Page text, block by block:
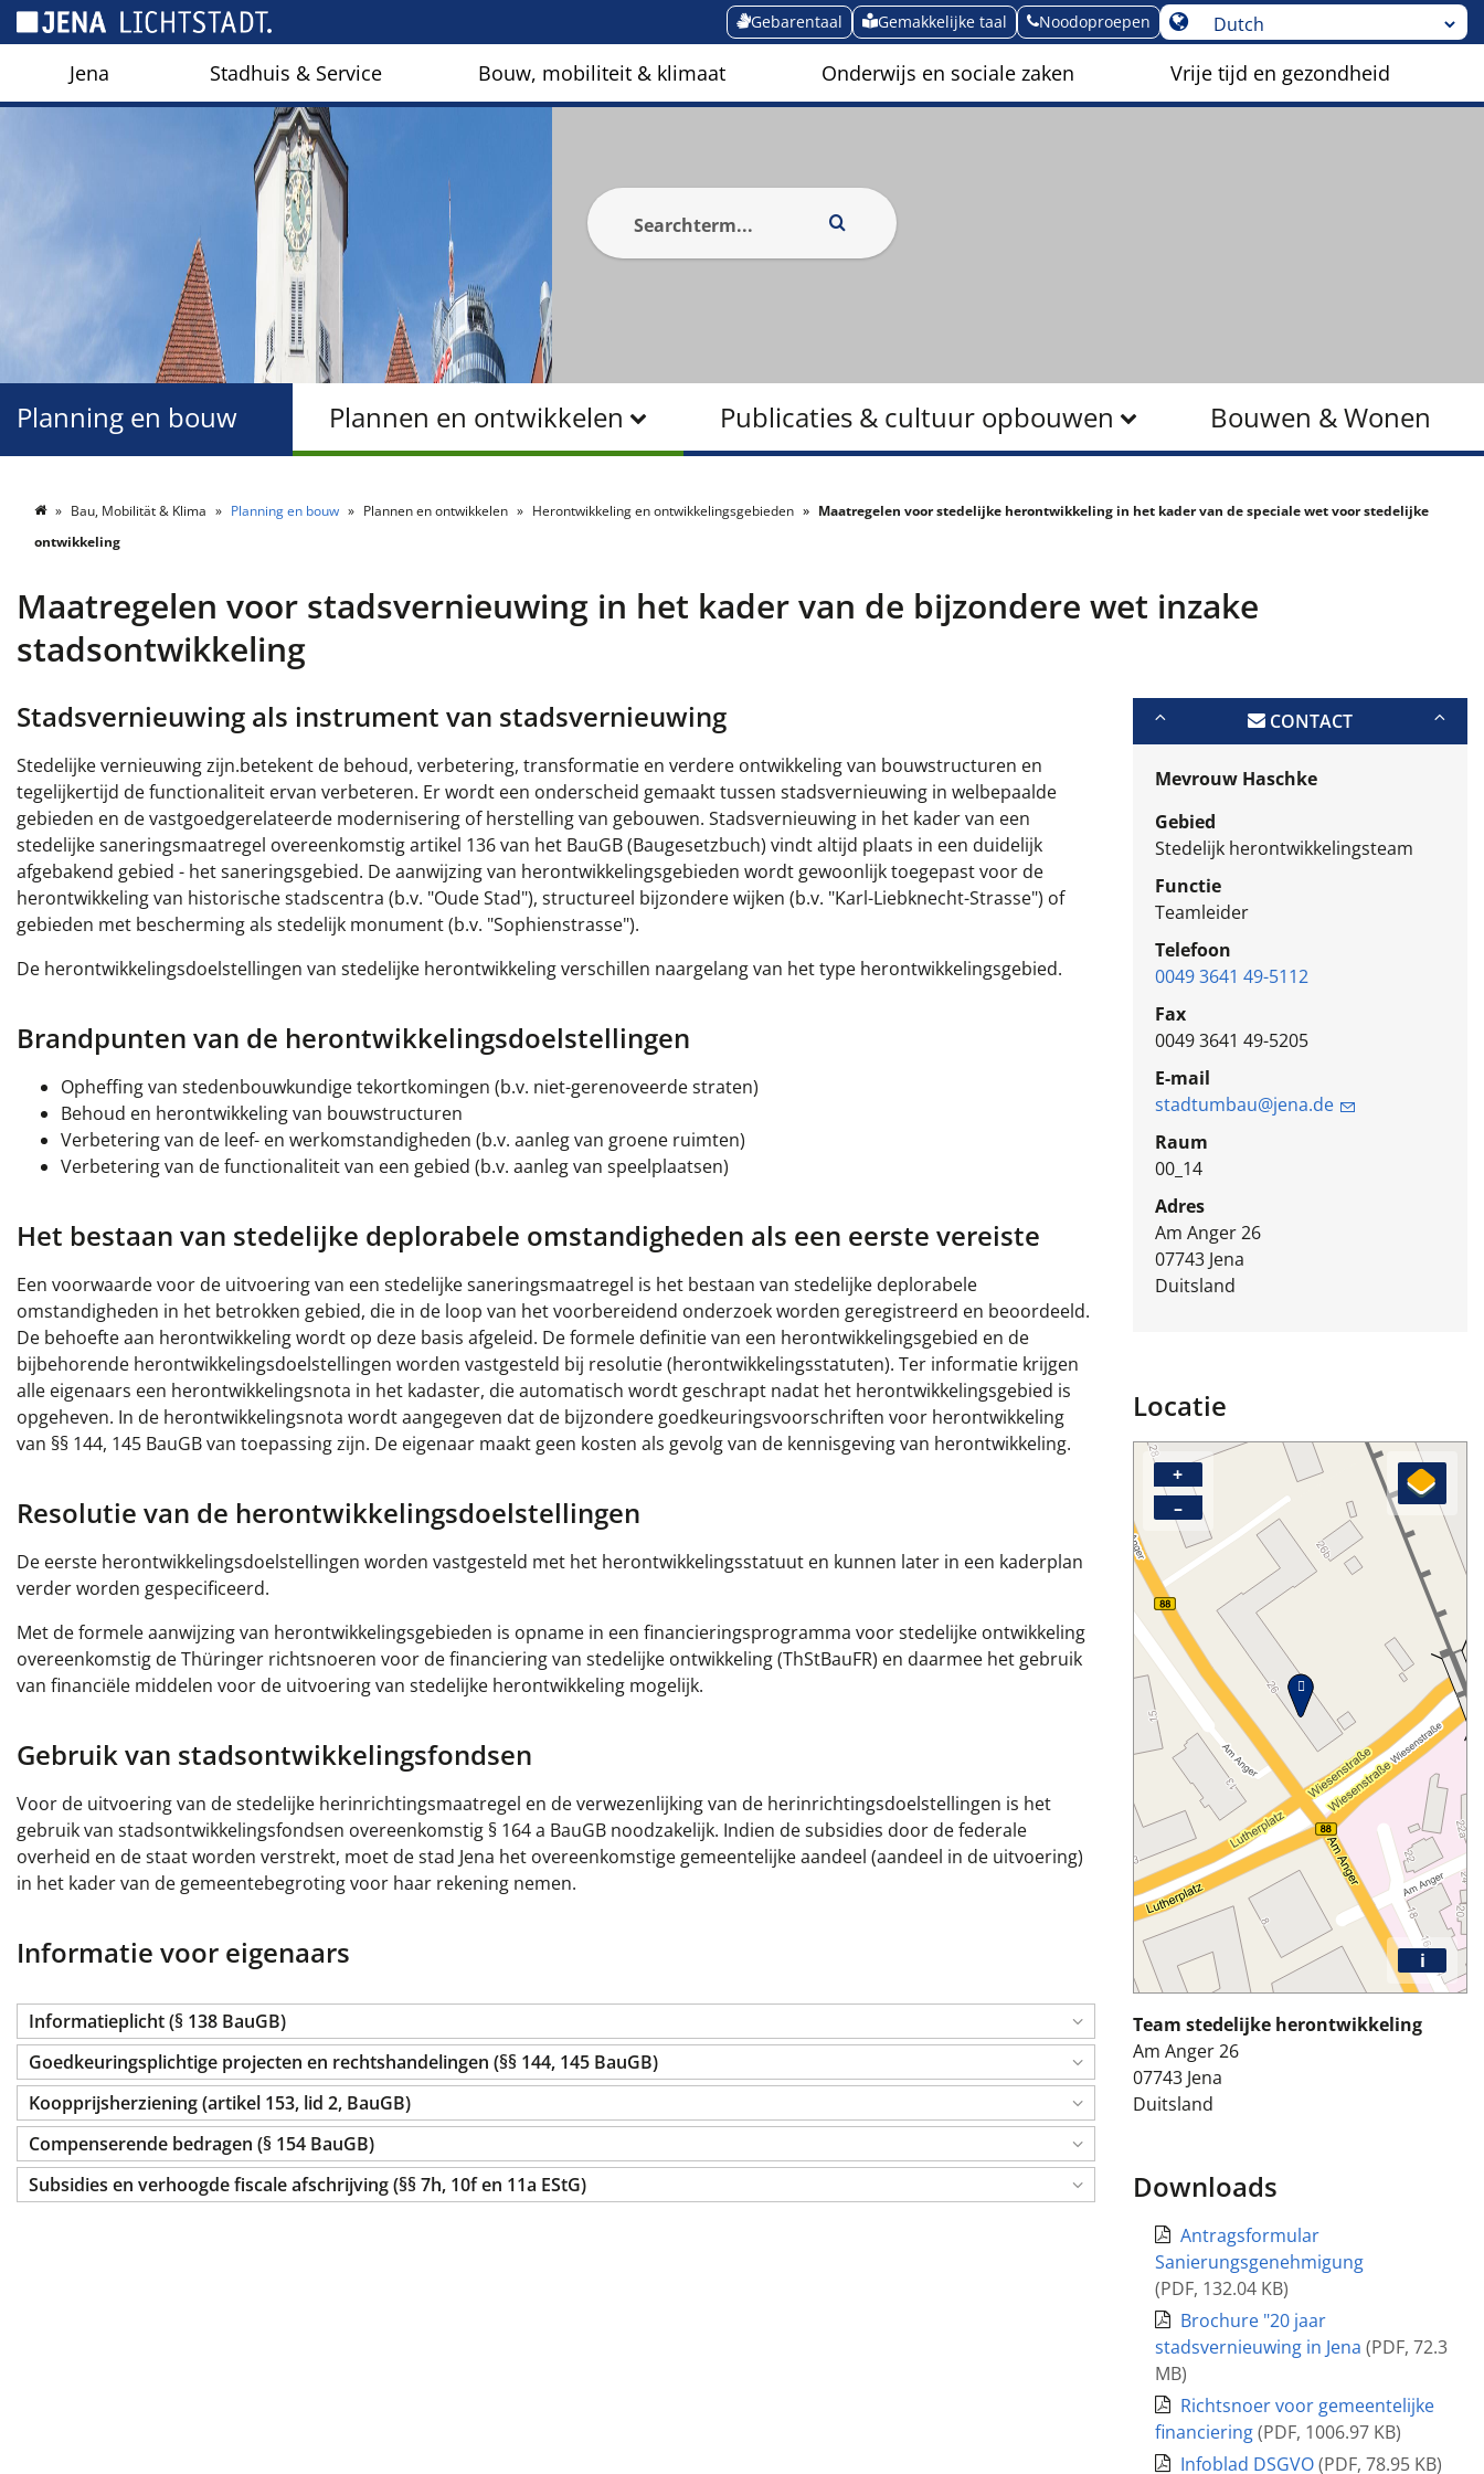
Gebarentaal Gemakkelijke taal Noodoproepen
Jena Stadhuis & Service Bouw, mobiliteit & klimaat Onderwijs en sociale zaken Vrije tijd en gezondheid
Plannen en ontwikkelen Publicaties & cultuur opbouwen Bouwen & Wonen
Planning en bouw
Bau, Mobilität & Klima Planning en bouw Plannen en ontwikkelen Herontwikkeling en ontwikkelingsgebieden
Maatregelen voor stedelijke herontwikkeling in het kader van de speciale wet voor stedelijke
ontwikkeling
Maatregelen voor stadsvernieuwing in het kader van de bijzondere wet inzake
stadsontwikkeling
Stadsvernieuwing als instrument van stadsvernieuwing
Stedelijke vernieuwingzijn.betekent de behoud, verbetering, transformatie en verdere ontwikkelingvan bouwstructuren en
tegelijkertijd de functionaliteit ervan verbeteren. Er wordt een onderscheid gemaakt tussen stadsvernieuwing in welbepaalde
gebieden en de vastgoedgerelateerde modernisering of herstelling van gebouwen. Stadsvernieuwing in het kader van een
stedelijke saneringsmaatregel overeenkomstig artikel 136 van het BauGB (Baugesetzbuch) vindt altijd plaats in een duidelijk
afgebakend gebied - het saneringsgebied. De aanwijzing van herontwikkelingsgebieden wordt gewoonlijk toegepast voor de
herontwikkeling van historische stadscentra (b.v. "Oude Stad"), structureel bijzondere wijken (b.v. "Karl-Liebknecht-Strasse") of
gebieden met bescherming als stedelijk monument (b.v. "Sophienstrasse").
De herontwikkelingsdoelstellingen van stedelijke herontwikkeling verschillen naargelang van het type herontwikkelingsgebied.
Brandpunten van de herontwikkelingsdoelstellingen
Opheffing van stedenbouwkundige tekortkomingen (b.v. niet-gerenoveerde straten)
Behoud en herontwikkeling van bouwstructuren
Verbetering van de leef- en werkomstandigheden (b.v. aanleg van groene ruimten)
Verbetering van de functionaliteit van een gebied (b.v. aanleg van speelplaatsen)
Het bestaan van stedelijke deplorabele omstandigheden als een eerste vereiste
Een voorwaarde voor de uitvoering van een stedelijke saneringsmaatregel is het bestaan van stedelijke deplorabele
omstandigheden in het betrokken gebied, die in de loop van het voorbereidend onderzoek worden geregistreerd en beoordeeld.
De behoefte aan herontwikkeling wordt op deze basis afgeleid. De formele definitie van een herontwikkelingsgebied en de
bijbehorende herontwikkelingsdoelstellingen worden vastgesteld bij resolutie (herontwikkelingsstatuten). Ter informatie krijgen
alle eigenaars een herontwikkelingsnota in het kadaster, die automatisch wordt geschrapt nadat het herontwikkelingsgebied is
opgeheven. In de herontwikkelingsnota wordt aangegeven dat de bijzondere goedkeuringsvoorschriften voor herontwikkeling
van §§ 144, 145 BauGB van toepassing zijn. De eigenaar maakt geen kosten als gevolg van de kennisgeving van herontwikkeling.
Resolutie van de herontwikkelingsdoelstellingen
De eerste herontwikkelingsdoelstellingen worden vastgesteld met het herontwikkelingsstatuut en kunnen later in een kaderplan
verder worden gespecificeerd.
Met de formele aanwijzing van herontwikkelingsgebieden is opname in een financieringsprogramma voor stedelijke ontwikkeling
overeenkomstig de Thüringer richtsnoeren voor de financiering van stedelijke ontwikkeling (ThStBauFR) en daarmee het gebruik
van financiële middelen voor de uitvoering van stedelijke herontwikkeling mogelijk.
Gebruik van stadsontwikkelingsfondsen
Voor de uitvoering van de stedelijke herinrichtingsmaatregel en de verwezenlijking van de herinrichtingsdoelstellingen is het
gebruik van stadsontwikkelingsfondsen overeenkomstig § 164 a BauGB noodzakelijk. Indien de subsidies door de federale
overheid en de staat worden verstrekt, moet de stad Jena het overeenkomstige gemeentelijke aandeel (aandeel in de uitvoering)
in het kader van de gemeentebegroting voor haar rekening nemen.
Informatie voor eigenaars
Informatieplicht (§ 138 BauGB)
Goedkeuringsplichtige projecten en rechtshandelingen (§§ 144, 145 BauGB)
Koopprijsherziening (artikel 153, lid 2, BauGB)
Compenserende bedragen (§ 154 BauGB)
Subsidies en verhoogde fiscale afschrijving (§§ 7h, 10f en 11a EStG)
CONTACT
Mevrouw Haschke
Gebied
Stedelijk herontwikkelingsteam
Functie
Teamleider
Telefoon
0049 3641 49-5112
Fax
0049 3641 49-5205
E-mail
stadtumbau@jena.de
Raum
00_14
Adres
Am Anger 26
07743 Jena
Duitsland
Locatie
+
–
i
Team stedelijke herontwikkeling
Am Anger 26
07743 Jena
Duitsland
Downloads
Antragsformular
Sanierungsgenehmigung
(PDF, 132.04 KB)
Brochure "20 jaar
stadsvernieuwing in Jena (PDF, 72.3
MB)
Richtsnoer voor gemeentelijke
financiering(PDF, 1006.97 KB)
Infoblad DSGVO(PDF, 78.95 KB)
Cookies beheer paneel